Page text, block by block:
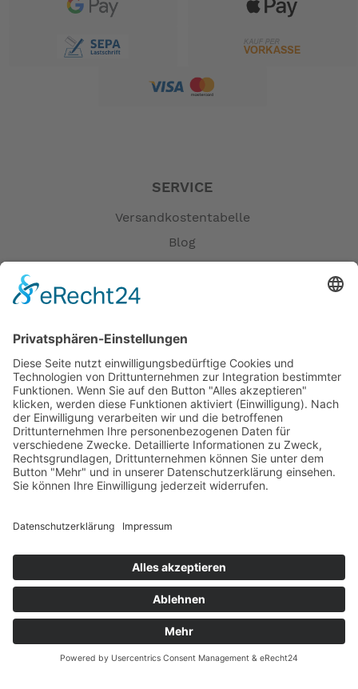
SERVICE
Versandkostentabelle
Blog
Öffnungszeiten
Versandpartner
Verfügbarkeiten
Zahlung und Versand
Datenschutz
Fernabsatz
Widerrufsrecht MS
Kontakt
Garantiefall
Batterieverordnung
Ergänzende Allgemeine Geschäftsbedingungen zum
easyCredit-Ratenkauf